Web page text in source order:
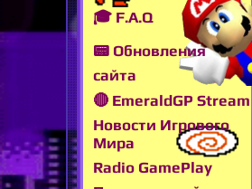
🎓 F.A.Q
📟 Обновления
сайта
🔴 EmeraldGP Stream
Новости Игрового
Мира
Radio GamePlay